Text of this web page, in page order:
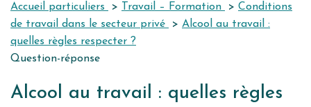
Accueil particuliers > Travail – Formation > Conditions
de travail dans le secteur privé
> Alcool au travail :
quelles règles respecter ?
Question-réponse
Alcool au travail : quelles règles